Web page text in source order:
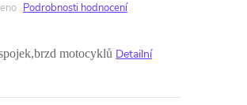
Podrobnosti hodnocení
motocyklů Detailní